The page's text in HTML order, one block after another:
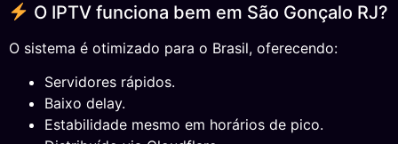
O IPTV funciona bem em São Gonçalo RJ?
O sistema é otimizado para o Brasil, oferecendo:
Servidores rápidos.
Baixo delay.
Estabilidade mesmo em horários de pico.